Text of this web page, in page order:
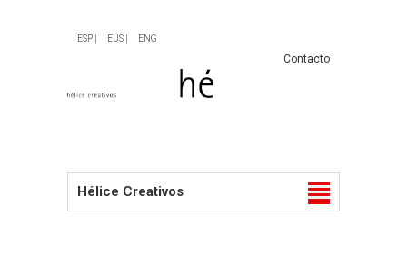
ESP | EUS | ENG
Contacto
Hélice Creativos